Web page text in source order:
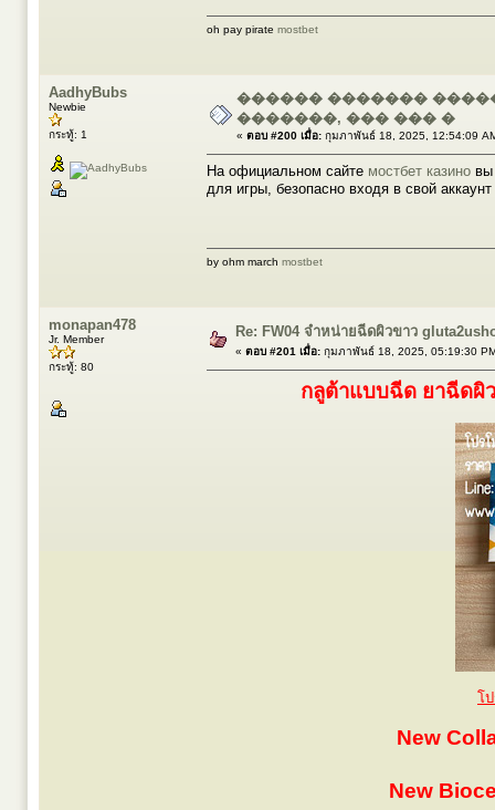
oh pay pirate mostbet
AadhyBubs
Newbie
กระทู้: 1
������ �������
�������, ��� ��� �
« ตอบ #200 เมื่อ: กุมภาพันธ์ 18, 2025, 12:54:09
На официальном сайте мостбет казино
для игры, безопасно входя в свой
by ohm march mostbet
monapan478
Jr. Member
กระทู้: 80
Re: FW04 จำหน่ายฉีดผิวขาว
« ตอบ #201 เมื่อ: กุมภาพันธ์ 18, 2025, 05:19:30
กลูต้าแบบฉีด ยาฉีดผิ
โ
New
New